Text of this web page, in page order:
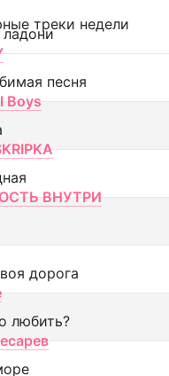
треки недели
песня
Boys
ВНУТРИ
дорога
любить?